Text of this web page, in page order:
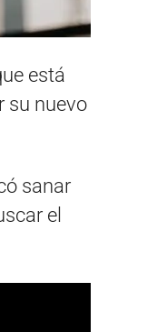
está
su nuevo
sanar
el